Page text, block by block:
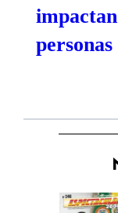
personas